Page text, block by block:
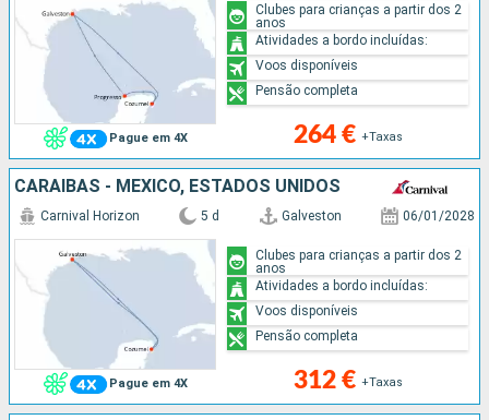
Pague em 4X 264 € +Taxas
Clubes para crianças a partir dos 2
anos
Atividades a bordo incluídas:
Voos disponíveis
Pensão completa
CARAIBAS - MEXICO, ESTADOS UNIDOS
Pague em 4X
Carnival Horizon 5 d Galveston 06/01/2028
312 € +Taxas
Clubes para crianças a partir dos 2
anos
Atividades a bordo incluídas:
Voos disponíveis
Pensão completa